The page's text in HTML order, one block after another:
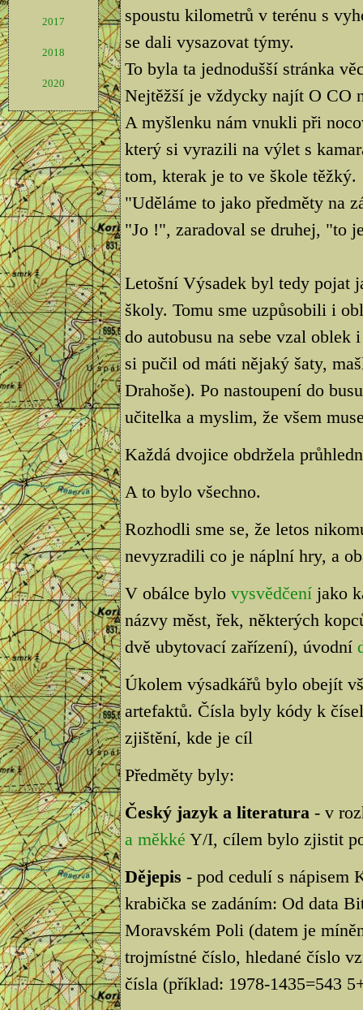
2017
2018
2020
spoustu kilometrů v terénu s
se dali vysazovat týmy.
To byla ta jednodušší stránka
Nejtěžší je vždycky najít O CO
A myšlenku nám vnukli při
který si vyrazili na výlet s
tom, kterak je to ve škole těžký.
"Uděláme to jako předměty na
"Jo !", zaradoval se druhej, "to
Letošní Výsadek byl tedy pojat
školy. Tomu sme uzpůsobili i
do autobusu na sebe vzal
si pučil od máti nějaký šaty,
Drahoše). Po nastoupení do
učitelka a myslim, že všem
Každá dvojice obdržela
A to bylo všechno.
Rozhodli sme se, že letos
nevyzradili co je náplní hry, a
V obálce bylo vysvědčeníjako
názvy měst, řek, některých
dvě ubytovací zařízení), úvodní
Úkolem výsadkářů bylo obejít
artefaktů. Čísla byly kódy k
zjištění, kde je cíl
Předměty byly:
Český jazyk a literatura- v
a měkké Y/I, cílem bylo zjistit
Dějepis - pod cedulí s
krabička se zadáním: Od data
Moravském Poli (datem je
trojmístné číslo, hledané číslo
čísla (příklad: 1978-1435=543